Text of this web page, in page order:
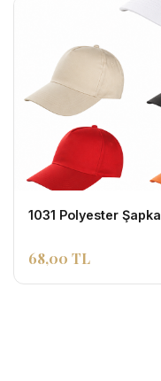
1031 Polyester Şapka
68,00 TL